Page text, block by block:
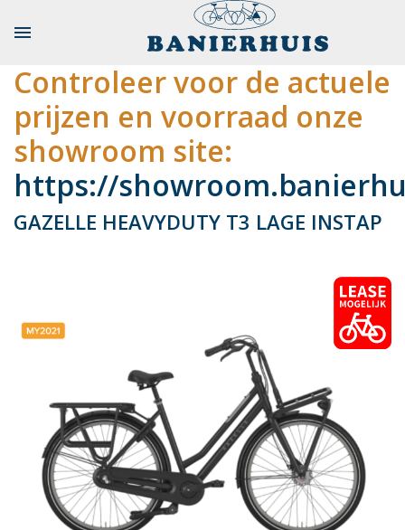

Controleer voor de actuele
prijzen en voorraad onze
showroom site:
https://
GAZELLE HEAVYDUTY T3 LAGE INSTAP